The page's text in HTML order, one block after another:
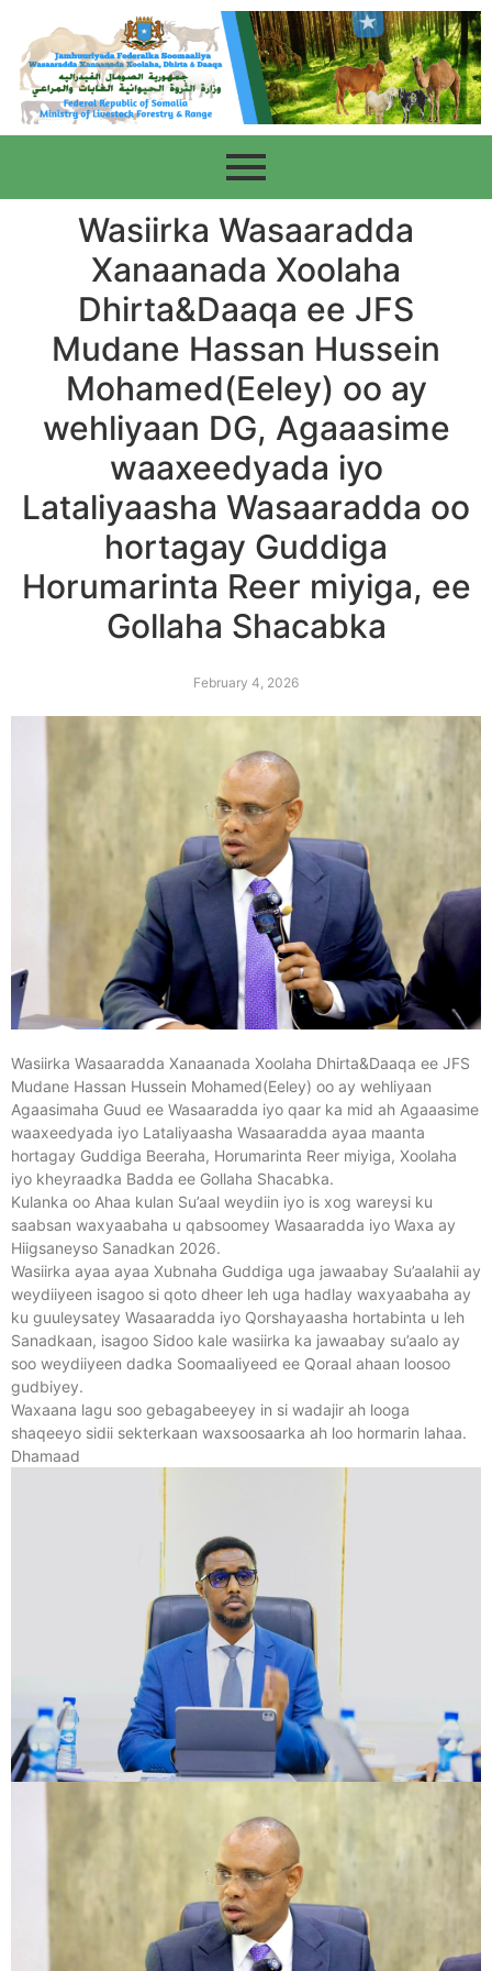
Wasiirka Wasaaradda
Xanaanada Xoolaha
Dhirta&Daaqa ee JFS
Mudane Hassan Hussein
Mohamed(Eeley) oo ay
wehliyaan DG, Agaaasime
waaxeedyada iyo
Lataliyaasha Wasaaradda oo
hortagay Guddiga
Horumarinta Reer miyiga, ee
Gollaha Shacabka
February 4, 2026
Wasiirka Wasaaradda Xanaanada Xoolaha Dhirta&Daaqa ee JFS
Mudane Hassan Hussein Mohamed(Eeley) oo ay wehliyaan
Agaasimaha Guud ee Wasaaradda iyo qaar ka mid ah Agaaasime
waaxeedyada iyo Lataliyaasha Wasaaradda ayaa maanta
hortagay Guddiga Beeraha, Horumarinta Reer miyiga, Xoolaha
iyo kheyraadka Badda ee Gollaha Shacabka.
Kulanka oo Ahaa kulan Su’aal weydiin iyo is xog wareysi ku
saabsan waxyaabaha u qabsoomey Wasaaradda iyo Waxa ay
Hiigsaneyso Sanadkan 2026.
Wasiirka ayaa ayaa Xubnaha Guddiga uga jawaabay Su’aalahii ay
weydiiyeen isagoo si qoto dheer leh uga hadlay waxyaabaha ay
ku guuleysatey Wasaaradda iyo Qorshayaasha hortabinta u leh
Sanadkaan, isagoo Sidoo kale wasiirka ka jawaabay su’aalo ay
soo weydiiyeen dadka Soomaaliyeed ee Qoraal ahaan loosoo
gudbiyey.
Waxaana lagu soo gebagabeeyey in si wadajir ah looga
shaqeeyo sidii sekterkaan waxsoosaarka ah loo hormarin lahaa.
Dhamaad